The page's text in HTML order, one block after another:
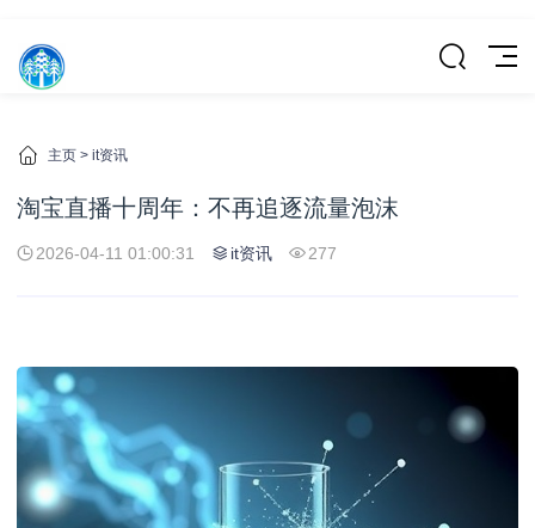
主页 > it资讯
淘宝直播十周年：不再追逐流量泡沫
2026-04-11 01:00:31 it资讯 277